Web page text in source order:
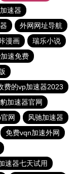
速器
外网网址导航
漫画
瑞乐小说
速免费
费的vp加速器2023
加速器官网
网
风驰加速器
免费vqn加速外网
速器七天试用